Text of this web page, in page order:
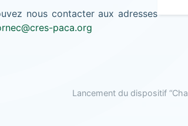
nous contacter aux adresses
paca.org
Lancement du dispositif